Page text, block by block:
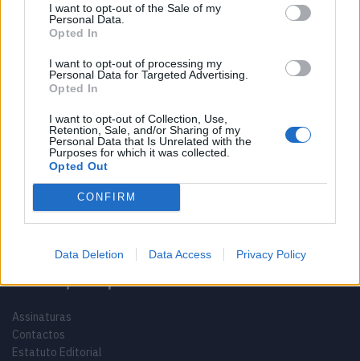
I want to opt-out of the Sale of my
Personal Data.
Opted In
I want to opt-out of processing my
Personal Data for Targeted Advertising.
Opted In
I want to opt-out of Collection, Use,
Retention, Sale, and/or Sharing of my
Personal Data that Is Unrelated with the
Purposes for which it was collected.
Opted Out
CONFIRM
Data Deletion Data Access Privacy Policy
Vídeo – Os renovados Skoda Scala e Kamiq
Sobre
Noticias do setor automóvel, novidades e ensaios.
Informação importante
Assinaturas
Contactos
Estatuto Editorial